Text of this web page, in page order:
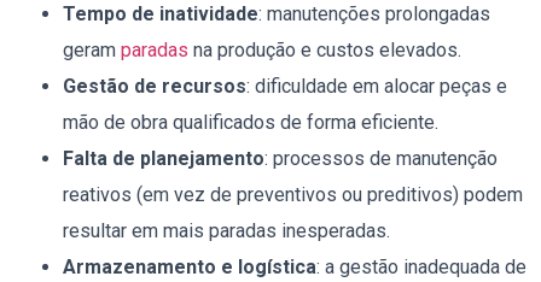
Tempo de inatividade: manutenções prolongadas
geram paradas na produção e custos elevados.
Gestão de recursos: dificuldade em alocar peças e
mão de obra qualificados de forma eficiente.
Falta de planejamento: processos de manutenção
reativos (em vez de preventivos ou preditivos) podem
resultar em mais paradas inesperadas.
Armazenamento e logística: a gestão inadequada de